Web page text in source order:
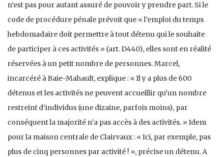
n’est pas pour autant assuré de pouvoir y prendre part. Si le
code de procédure pénale prévoit que « l’emploi du temps
hebdomadaire doit permettre à tout détenu qui le souhaite
de participer à ces activités » (art. D440), elles sont en réalité
réservées à un petit nombre de personnes. Marcel,
incarcéré à Baie-Mahault, explique : « Il y a plus de 600
détenus et les activités ne peuvent accueillir qu’un nombre
restreint d’individus (une dizaine, parfois moins), par
conséquent la majorité n’a pas accès à des activités. » Idem
pour la maison centrale de Clairvaux : « Ici, par exemple, pas
plus de cinq personnes par activité ! », précise un détenu. A